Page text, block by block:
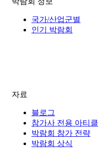
국가/산업군별
인기 박람회
자료
블로그
참가사 전용 아티클
박람회 참가 전략
박람회 상식